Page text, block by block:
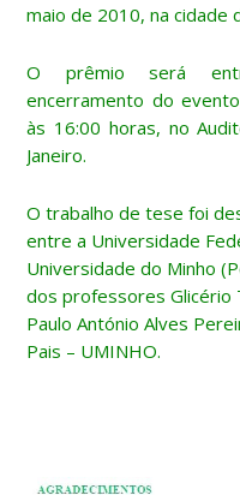
maio de 2010, na cidade
O prêmio será
encerramento do
às 16:00 horas, no
Janeiro.
O trabalho de tese foi
entre a Universidade
Universidade do Minho
dos professores Glicério
Paulo António Alves
Pais – UMINHO.